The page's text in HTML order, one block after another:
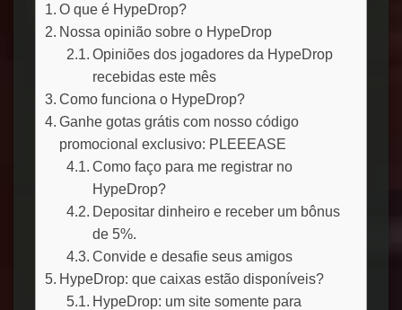
O que é HypeDrop?
Nossa opinião sobre o HypeDrop
Opiniões dos jogadores da HypeDrop
recebidas este mês
Como funciona o HypeDrop?
Ganhe gotas grátis com nosso código
promocional exclusivo: PLEEEASE
Como faço para me registrar no
HypeDrop?
Depositar dinheiro e receber um bônus
de 5%.
Convide e desafie seus amigos
HypeDrop: que caixas estão disponíveis?
HypeDrop: um site somente para